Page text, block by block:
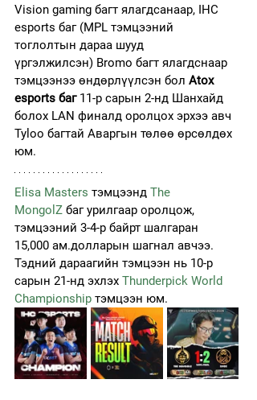
Vision gaming багт ялагдсанаар, IHC
esports баг (MPL тэмцээний
тоглолтын дараа шууд
үргэлжилсэн) Bromo багт ялагдснаар
тэмцээнээ өндөрлүүлсэн бол Atox
esports баг 11-р сарын 2-нд Шанхайд
болох LAN финалд оролцох эрхээ авч
Tyloo багтай Аваргын төлөө өрсөлдөх
юм.
Elisa Masters тэмцээнд The
MongolZ баг урилгаар оролцож,
тэмцээний 3-4-р байрт шалгаран
15,000 ам.долларын шагнал авчээ.
Тэдний дараагийн тэмцээн нь 10-р
сарын 21-нд эхлэх Thunderpick World
Championship тэмцээн юм.